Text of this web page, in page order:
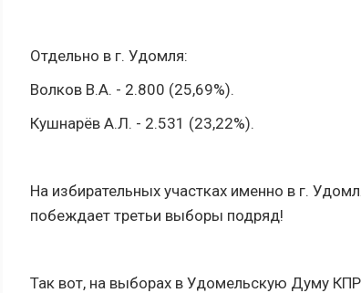
Отдельно в г. Удомля:
Волков В.А. - 2.800 (25,69%).
Кушнарёв А.Л. - 2.531 (23,22%).
На избирательных участках именно в г.
побеждает третьи выборы подряд!
Так вот, на выборах в Удомельскую Думу